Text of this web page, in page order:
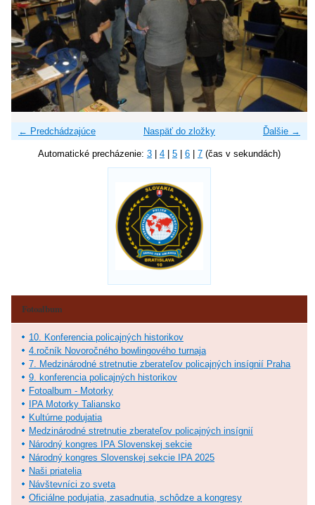
← Predchádzajúce Ďalšie →
Naspäť do zložky
Automatické precházenie: 3 4 5 6 7 (čas v sekundách)
Fotoalbum
10. Konferencia policajných historikov
4.ročník Novoročného bowlingového turnaja
7. Medzinárodné stretnutie zberateľov policajných insígnií Praha
9. konferencia policajných historikov
Fotoalbum - Motorky
IPA Motorky Taliansko
Kultúrne podujatia
Medzinárodné stretnutie zberateľov policajných insígnií
Národný kongres IPA Slovenskej sekcie
Národný kongres Slovenskej sekcie IPA 2025
Naši priatelia
Návštevníci zo sveta
Oficiálne podujatia, zasadnutia, schôdze a kongresy